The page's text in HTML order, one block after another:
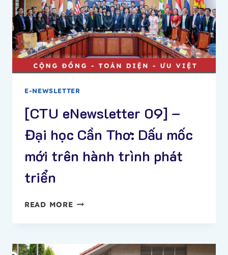
GIÁO
SƯ,
PHÓ
GIÁO
SƯ
E-NEWSLETTER
[CTU eNewsletter 09] –
Đại học Cần Thơ: Dấu mốc
mới trên hành trình phát
triển
READ MORE[CTU
09]
ĐẠI